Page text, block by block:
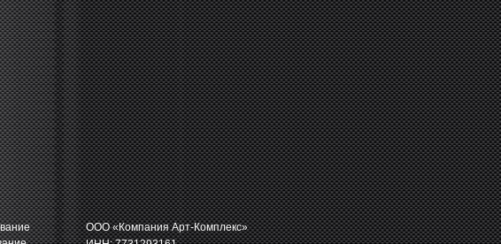
ООО «Компания Арт-Комплекс»